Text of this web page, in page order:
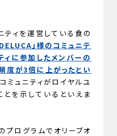
ィを運営している食の
」様のコミュニテ
ィに参加したメンバーの
度が3倍に上がったとい
ミュニティがロイヤルユ
を示しているといえま
プログラムでオリーブオ